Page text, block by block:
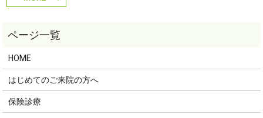
HOME
はじめてのご来院の方へ
保険診療